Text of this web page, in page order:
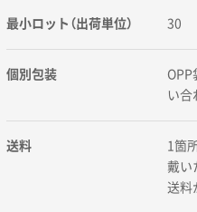
最小ロット（出荷単位） 30
個別包装
OPP
い合
送料
1箇
戴い
送料